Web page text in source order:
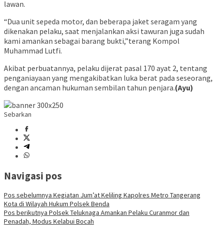
lawan.
“Dua unit sepeda motor, dan beberapa jaket seragam yang
dikenakan pelaku, saat menjalankan aksi tawuran juga sudah
kami amankan sebagai barang bukti,”terang Kompol
Muhammad Lutfi.
Akibat perbuatannya, pelaku dijerat pasal 170 ayat 2, tentang
penganiayaan yang mengakibatkan luka berat pada seseorang,
dengan ancaman hukuman sembilan tahun penjara.(Ayu)
Sebarkan
Navigasi pos
Pos sebelumnya Kegiatan Jum’at Keliling Kapolres Metro Tangerang
Kota di Wilayah Hukum Polsek Benda
Pos berikutnya Polsek Teluknaga Amankan Pelaku Curanmor dan
Penadah, Modus Kelabui Bocah